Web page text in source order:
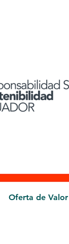
Oferta de Valor